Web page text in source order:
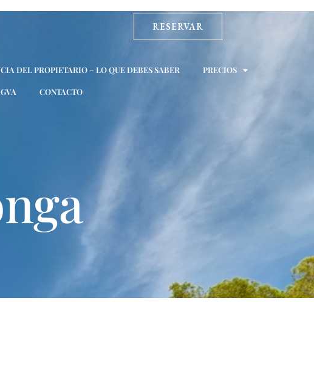
RESERVAR
DEL PROPIETARIO – LO QUE DEBES SABER PRECIOS
CONTACTO